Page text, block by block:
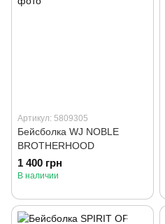
Артикул: 5809305
Бейсболка WJ NOBLE
BROTHERHOOD
1 400 грн
В наличии